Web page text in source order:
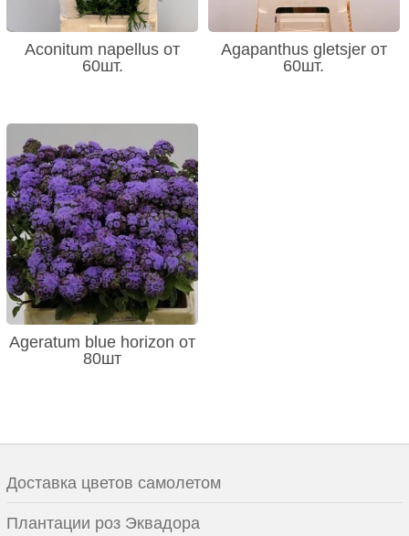
Aconitum napellus от
60шт.
Agapanthus gletsjer от
60шт.
Ageratum blue horizon от
80шт
Доставка цветов самолетом
Плантации роз Эквадора